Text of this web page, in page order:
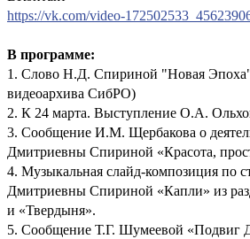
https://vk.com/video-
В программе:
1. Слово Н.Д. Спириной "Новая Эпоха"
видеоархива СибРО)
2. К 24 марта. Выступление О.А.
3. Сообщение И.М. Щербакова о
Дмитриевны Спириной «Красота,
4. Музыкальная слайд-композиция по
Дмитриевны Спириной «Капли» из
и «Твердыня».
5. Сообщение Т.Г. Шумеевой «Подвиг